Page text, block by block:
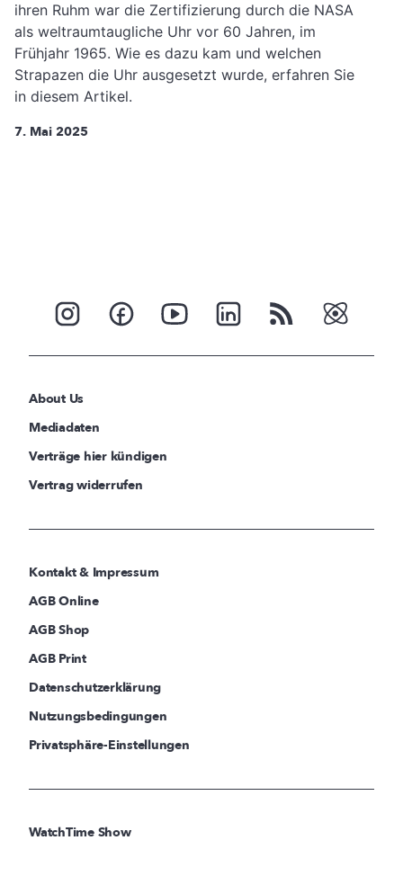
ihren Ruhm war die Zertifizierung durch die NASA
als weltraumtaugliche Uhr vor 60 Jahren, im
Frühjahr 1965. Wie es dazu kam und welchen
Strapazen die Uhr ausgesetzt wurde, erfahren Sie
in diesem Artikel.
7. Mai 2025
About Us
Mediadaten
Verträge hier kündigen
Vertrag widerrufen
Kontakt & Impressum
AGB Online
AGB Shop
AGB Print
Datenschutzerklärung
Nutzungsbedingungen
Privatsphäre-Einstellungen
WatchTime Show